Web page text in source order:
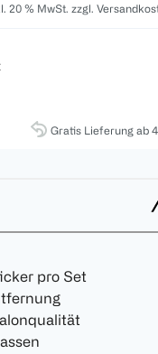
20 % MwSt. zzgl.
Gratis Lieferung ab
pro Set